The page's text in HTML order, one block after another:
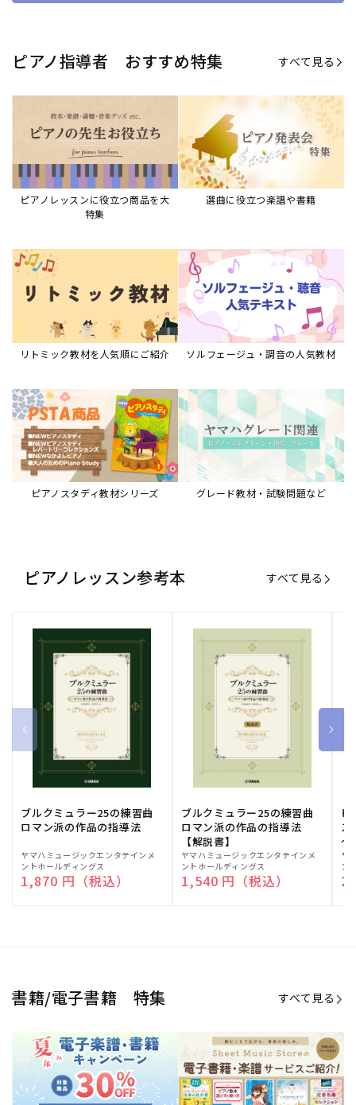
ピアノ指導者 おすすめ特集 すべて見る
ピアノレッスンに役立つ商品を大
特集
選曲に役立つ楽譜や書籍
リトミック教材を人気順にご紹介 ソルフェージュ・調音の人気教材
ピアノスタディ教材シリーズ グレード教材・試験問題など
ピアノレッスン参考本 すべて見る
ブルクミュラー25の練習曲
ロマン派の作品の指導法
販
売
元:
ヤマハミュージックエンタテインメ
ントホールディングス
通常価格
1,870 円（税込）
ブルクミュラー25の練習曲
ロマン派の作品の指導法
【解説書】
販
売
元:
ヤマハミュージックエンタテインメ
ントホールディングス
通常価格
1,540 円（税込）
ピ
ス
～
販
売
元:
ヤ
ン
書籍/電子書籍 特集 すべて見る